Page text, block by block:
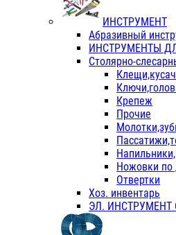
ИНСТРУМЕНТ
Абразивный
ИНСТРУМЕНТЫ
Столярно-
Крепеж
Прочие
Ножовки по
Отвертки
Хоз. инвентарь
ЭЛ. ИНСТРУМЕНТ